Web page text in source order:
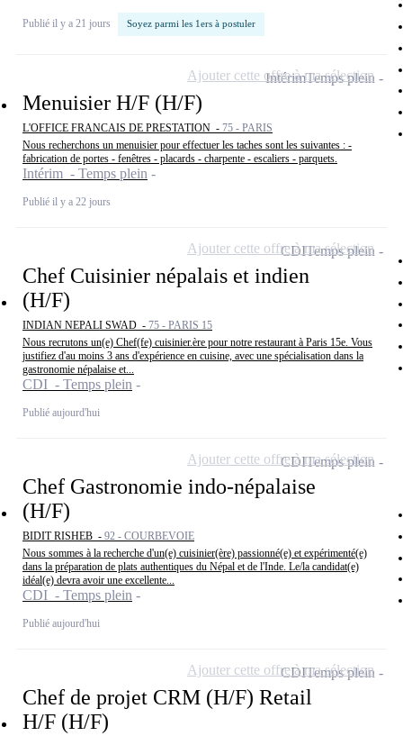
Publié il y a 21 jours Soyez parmi les 1ers à postuler
Menuisier H/F (H/F)
L'OFFICE FRANCAIS DE PRESTATION - 75 - PARIS
Nous recherchons un menuisier pour effectuer les taches sont les suivantes : -
fabrication de portes - fenêtres - placards - charpente - escaliers - parquets.
Intérim - Temps plein
Publié il y a 22 jours
IntérimTemps plein
Ajouter cette offre à ma sélection
Chef Cuisinier népalais et indien
(H/F)
INDIAN NEPALI SWAD - 75 - PARIS 15
Nous recrutons un(e) Chef(fe) cuisinier.ère pour notre restaurant à Paris 15e. Vous
justifiez d'au moins 3 ans d'expérience en cuisine, avec une spécialisation dans la
gastronomie népalaise et...
CDI - Temps plein
Publié aujourd'hui
CDITemps plein
Ajouter cette offre à ma sélection
Chef Gastronomie indo-népalaise
(H/F)
BIDIT RISHEB - 92 - COURBEVOIE
Nous sommes à la recherche d'un(e) cuisinier(ère) passionné(e) et expérimenté(e)
dans la préparation de plats authentiques du Népal et de l'Inde. Le/la candidat(e)
idéal(e) devra avoir une excellente...
CDI - Temps plein
Publié aujourd'hui
CDITemps plein
Ajouter cette offre à ma sélection
Chef de projet CRM (H/F) Retail
H/F (H/F)
CDITemps plein
Ajouter cette offre à ma sélection